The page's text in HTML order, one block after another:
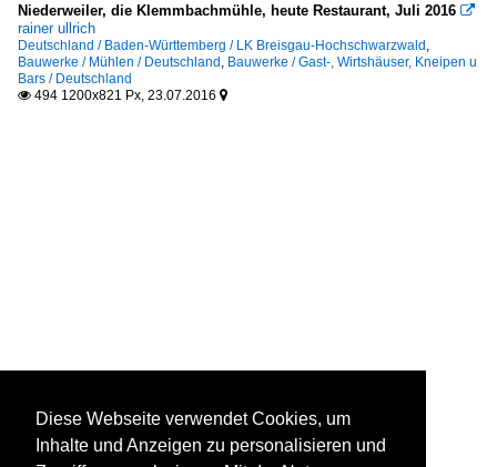
Niederweiler, die Klemmbachmühle, heute Restaurant, Juli 2016 
rainer ullrich
Deutschland / Baden-Württemberg / LK Breisgau-Hochschwarzwald
Bauwerke / Mühlen / Deutschland Bauwerke / Gast-, Wirtshäuser, Kneipen u
Bars / Deutschland
 494 1200x821 Px, 23.07.2016 
Diese Webseite verwendet Cookies, um
Inhalte und Anzeigen zu personalisieren und